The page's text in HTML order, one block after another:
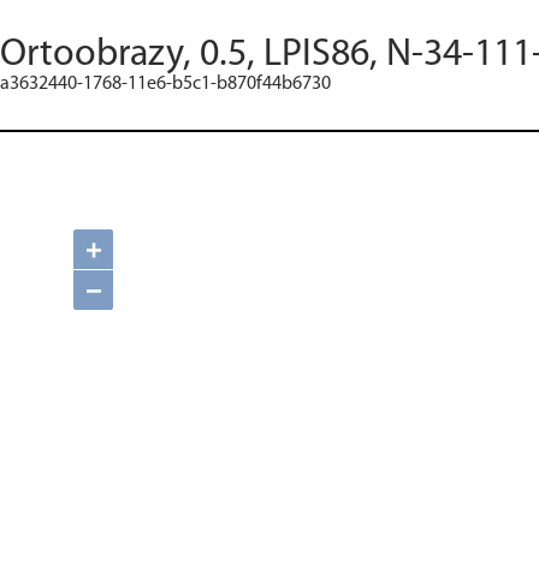
Ortoobrazy, 0.5, LPIS86, N-34-
a3632440-1768-11e6-b5c1-b870f44b6730
+
−